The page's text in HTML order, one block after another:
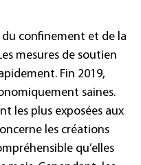
confinement et de la
mesures de soutien
Fin 2019,
saines.
les plus exposées aux
les créations
qu’elles